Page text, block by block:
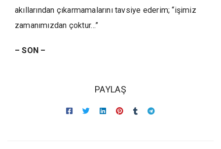
akıllarından çıkarmamalarını tavsiye ederim; “işimiz
zamanımızdan çoktur…”
– SON –
PAYLAŞ